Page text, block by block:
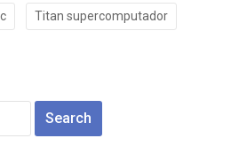
Titan supercomputador